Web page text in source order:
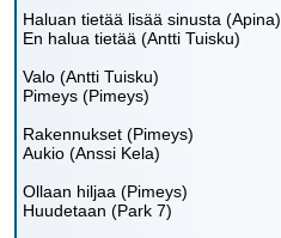
Haluan tietää lisää sinusta (Apina)
En halua tietää (Antti Tuisku)
Valo (Antti Tuisku)
Pimeys (Pimeys)
Rakennukset (Pimeys)
Aukio (Anssi Kela)
Ollaan hiljaa (Pimeys)
Huudetaan (Park 7)